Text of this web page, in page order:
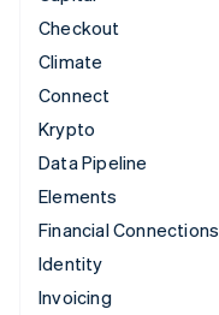
Checkout
Climate
Connect
Krypto
Data Pipeline
Elements
Financial Connections
Identity
Invoicing